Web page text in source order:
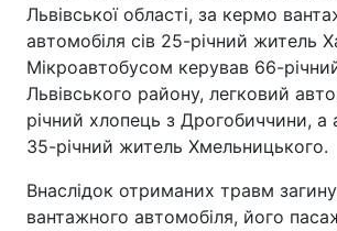
Львівської області, за кермо
автомобіля сів 25-річний житель
Мікроавтобусом керував 66-
Львівського району, легковий
річний хлопець з Дрогобиччини,
35-річний житель Хмельницького.
Внаслідок отриманих травм
вантажного автомобіля, його